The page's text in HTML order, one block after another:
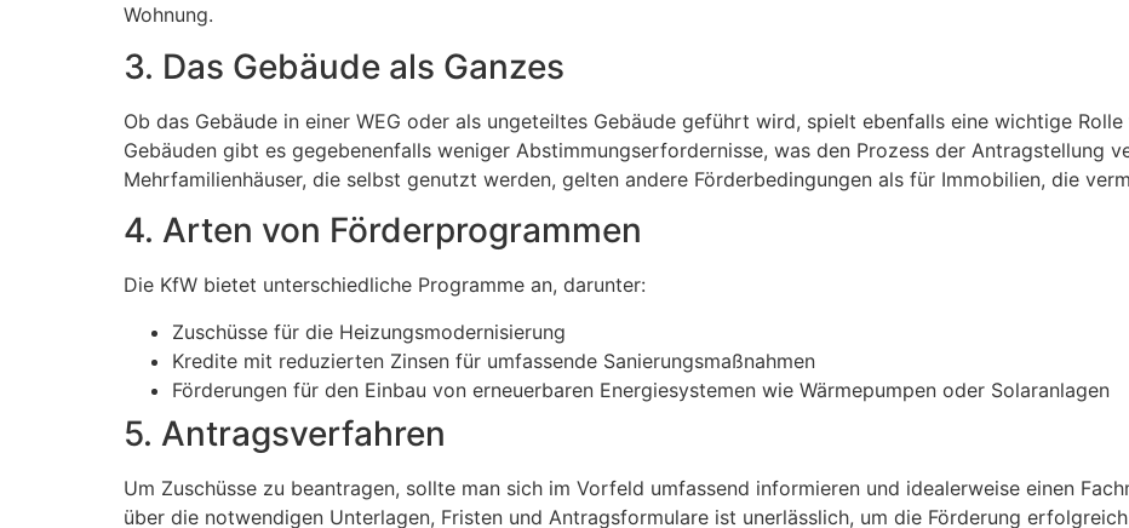
Wohnung.
3. Das Gebäude als Ganzes
Ob das Gebäude in einer WEG oder als ungeteiltes Gebäude geführt wird, spielt ebenfalls eine wichtige
Gebäuden gibt es gegebenenfalls weniger Abstimmungserfordernisse, was den Prozess der Antragstellung
Mehrfamilienhäuser, die selbst genutzt werden, gelten andere Förderbedingungen als für Immobilien, die
4. Arten von Förderprogrammen
Die KfW bietet unterschiedliche Programme an, darunter:
Zuschüsse für die Heizungsmodernisierung
Kredite mit reduzierten Zinsen für umfassende Sanierungsmaßnahmen
Förderungen für den Einbau von erneuerbaren Energiesystemen wie Wärmepumpen oder Solaranlagen
5. Antragsverfahren
Um Zuschüsse zu beantragen, sollte man sich im Vorfeld umfassend informieren und idealerweise einen
über die notwendigen Unterlagen, Fristen und Antragsformulare ist unerlässlich, um die Förderung